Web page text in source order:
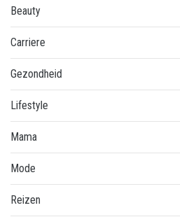
Beauty
Carriere
Gezondheid
Lifestyle
Mama
Mode
Reizen